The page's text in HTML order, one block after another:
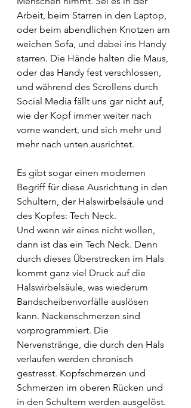
Arbeit, beim Starren in den Laptop,
oder beim abendlichen Knotzen am
weichen Sofa, und dabei ins Handy
starren. Die Hände halten die Maus,
oder das Handy fest verschlossen,
und während des Scrollens durch
Social Media fällt uns gar nicht auf,
wie der Kopf immer weiter nach
vorne wandert, und sich mehr und
mehr nach unten ausrichtet.
Es gibt sogar einen modernen
Begriff für diese Ausrichtung in den
Schultern, der Halswirbelsäule und
des Kopfes: Tech Neck.
Und wenn wir eines nicht wollen,
dann ist das ein Tech Neck. Denn
durch dieses Überstrecken im Hals
kommt ganz viel Druck auf die
Halswirbelsäule, was wiederum
Bandscheibenvorfälle auslösen
kann. Nackenschmerzen sind
vorprogrammiert. Die
Nervenstränge, die durch den Hals
verlaufen werden chronisch
gestresst. Kopfschmerzen und
Schmerzen im oberen Rücken und
in den Schultern werden ausgelöst.